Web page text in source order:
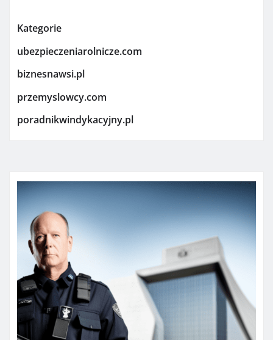
Kategorie
ubezpieczeniarolnicze.com
biznesnawsi.pl
przemyslowcy.com
poradnikwindykacyjny.pl